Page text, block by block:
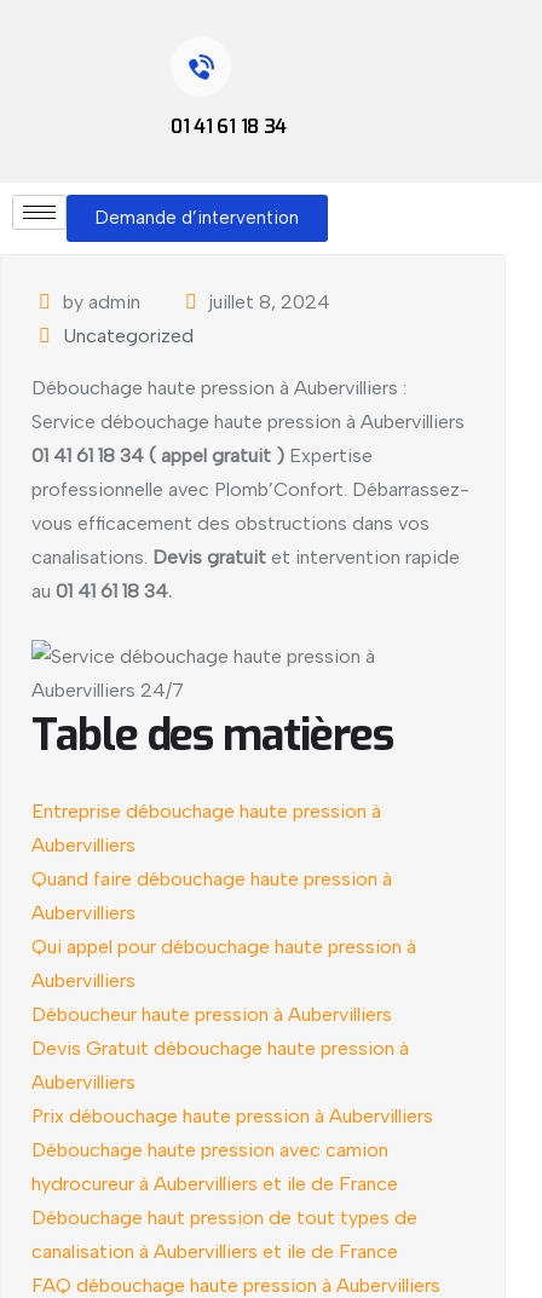
01 41 61 18 34
Demande d’intervention
by admin
juillet 8, 2024
Uncategorized
Débouchage haute pression à Aubervilliers :
Service débouchage haute pression à Aubervilliers
01 41 61 18 34 ( appel gratuit ) Expertise
professionnelle avec Plomb’Confort. Débarrassez-
vous efficacement des obstructions dans vos
canalisations. Devis gratuit et intervention rapide
au 01 41 61 18 34.
Table des matières
Entreprise débouchage haute pression à
Aubervilliers
Quand faire débouchage haute pression à
Aubervilliers
Qui appel pour débouchage haute pression à
Aubervilliers
Déboucheur haute pression à Aubervilliers
Devis Gratuit débouchage haute pression à
Aubervilliers
Prix débouchage haute pression à Aubervilliers
Débouchage haute pression avec camion
hydrocureur à Aubervilliers et ile de France
Débouchage haut pression de tout types de
canalisation à Aubervilliers et ile de France
FAQ débouchage haute pression à Aubervilliers